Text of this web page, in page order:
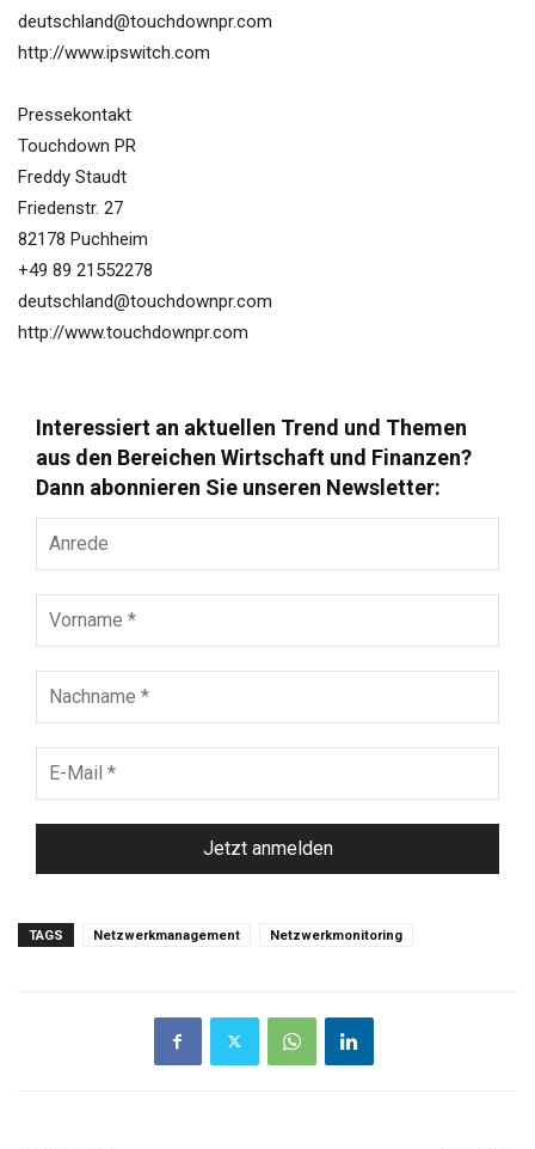
deutschland@touchdownpr.com
http://www.ipswitch.com
Pressekontakt
Touchdown PR
Freddy Staudt
Friedenstr. 27
82178 Puchheim
+49 89 21552278
deutschland@touchdownpr.com
http://www.touchdownpr.com
Interessiert an aktuellen Trend und Themen
aus den Bereichen Wirtschaft und Finanzen?
Dann abonnieren Sie unseren Newsletter:
Mail
*
TAGS Netzwerkmanagement Netzwerkmonitoring